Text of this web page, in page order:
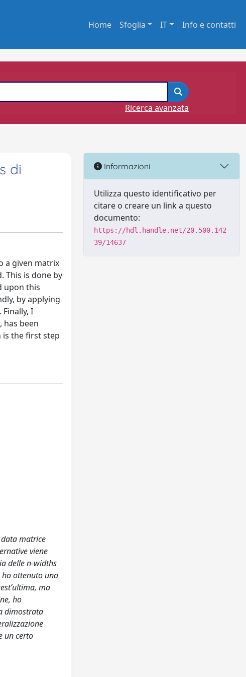
Home Sfoglia IT Info e contatti
Ricerca avanzata
di
a given matrix
This is done by
upon this
by applying
I
has been
is the first step
matrice
viene
delle n-widths
ottenuto una
ma
ho
dimostrata
un certo
Informazioni
Utilizza questo identificativo per
citare o creare un link a questo
documento:
https://hdl.handle.net/20.500.142
39/14637